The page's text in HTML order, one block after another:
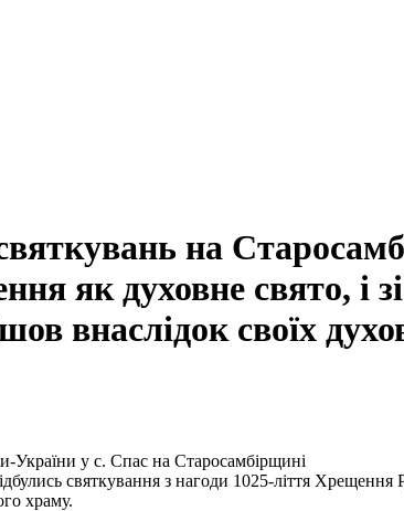
на
як духовне свято, і
внаслідок своїх
України у с. Спас на Старосамбірщині
святкування з нагоди 1025-ліття
храму.